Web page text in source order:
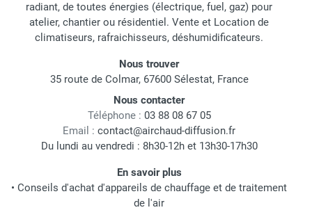
radiant, de toutes énergies (électrique, fuel, gaz) pour
atelier, chantier ou résidentiel. Vente et Location de
climatiseurs, rafraichisseurs, déshumidificateurs.
Nous trouver
35 route de Colmar, 67600 Sélestat, France
Nous contacter
Téléphone : 03 88 08 67 05
Email : contact@airchaud-diffusion.fr
Du lundi au vendredi : 8h30-12h et 13h30-17h30
En savoir plus
• Conseils d'achat d'appareils de chauffage et de traitement
de l'air